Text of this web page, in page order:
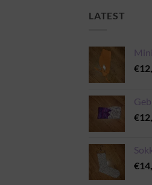
LATEST
€
€
€